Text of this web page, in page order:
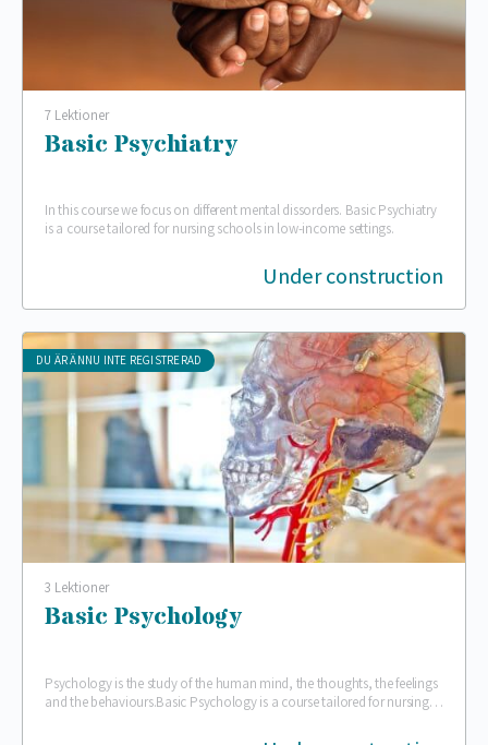
7 Lektioner
Basic Psychiatry
In this course we focus on different mental dissorders. Basic Psychiatry
is a course tailored for nursing schools in low-income settings.
Under construction
DU ÄR ÄNNU INTE REGISTRERAD
3 Lektioner
Basic Psychology
Psychology is the study of the human mind, the thoughts, the feelings
and the behaviours.Basic Psychology is a course tailored for nursing